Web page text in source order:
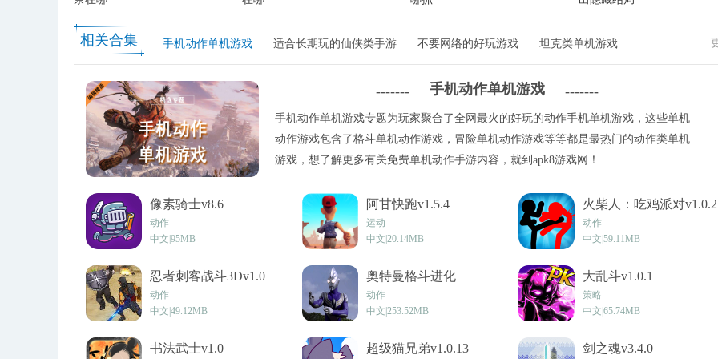
相关合集 手机动作单机游戏 适合长期玩的仙侠类手游 不要网络的好玩游戏 坦克类单机游戏
------- 手机动作单机游戏 -------
​手机动作单机游戏专题为玩家聚合了全网最火的好玩的动作手机单机游戏，这些单机
动作游戏包含了格斗单机动作游戏，冒险单机动作游戏等等都是最热门的动作类单机
游戏，想了解更多有关免费单机动作手游内容，就到apk8游戏网！
像素骑士v8.6
动作
中文|95MB
阿甘快跑v1.5.4
运动
中文|20.14MB
火柴人：吃鸡派对v1.0.2
动作
中文|59.11MB
忍者刺客战斗3Dv1.0
动作
中文|49.12MB
奥特曼格斗进化
v2023.08.17.18
动作
中文|253.52MB
大乱斗v1.0.1
策略
中文|65.74MB
书法武士v1.0 超级猫兄弟v1.0.13 剑之魂v3.4.0